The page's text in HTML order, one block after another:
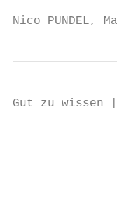
Nico PUNDEL,
Gut zu